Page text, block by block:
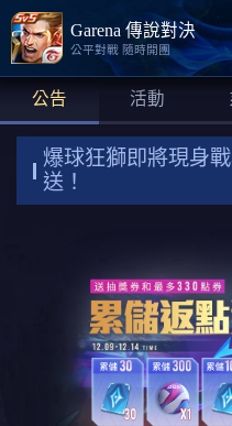
Garena 傳說對決
公平對戰 隨時開團
公告 活動
爆球狂獅即將現身
送！